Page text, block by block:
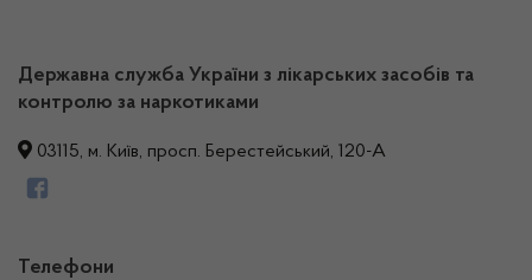
Державна служба України з лікарських засобів та
контролю за наркотиками
03115, м. Київ, просп. Берестейський, 120-А
Телефони